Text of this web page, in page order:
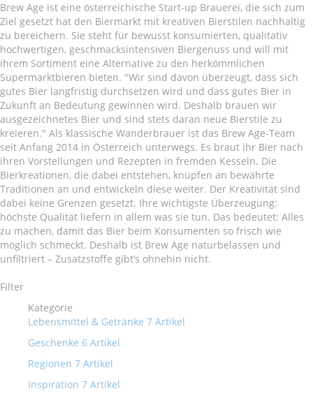
Brew Age ist eine österreichische Start-up Brauerei, die sich zum
Ziel gesetzt hat den Biermarkt mit kreativen Bierstilen nachhaltig
zu bereichern. Sie steht für bewusst konsumierten, qualitativ
hochwertigen, geschmacksintensiven Biergenuss und will mit
ihrem Sortiment eine Alternative zu den herkömmlichen
Supermarktbieren bieten. "Wir sind davon überzeugt, dass sich
gutes Bier langfristig durchsetzen wird und dass gutes Bier in
Zukunft an Bedeutung gewinnen wird. Deshalb brauen wir
ausgezeichnetes Bier und sind stets daran neue Bierstile zu
kreieren." Als klassische Wanderbrauer ist das Brew Age-Team
seit Anfang 2014 in Österreich unterwegs. Es braut ihr Bier nach
ihren Vorstellungen und Rezepten in fremden Kesseln. Die
Bierkreationen, die dabei entstehen, knüpfen an bewährte
Traditionen an und entwickeln diese weiter. Der Kreativität sind
dabei keine Grenzen gesetzt. Ihre wichtigste Überzeugung:
höchste Qualität liefern in allem was sie tun. Das bedeutet: Alles
zu machen, damit das Bier beim Konsumenten so frisch wie
möglich schmeckt. Deshalb ist Brew Age naturbelassen und
unfiltriert – Zusatzstoffe gibt’s ohnehin nicht.
Filter
Kategorie
Lebensmittel & Getränke 7 Artikel
Geschenke 6 Artikel
Regionen 7 Artikel
Inspiration 7 Artikel